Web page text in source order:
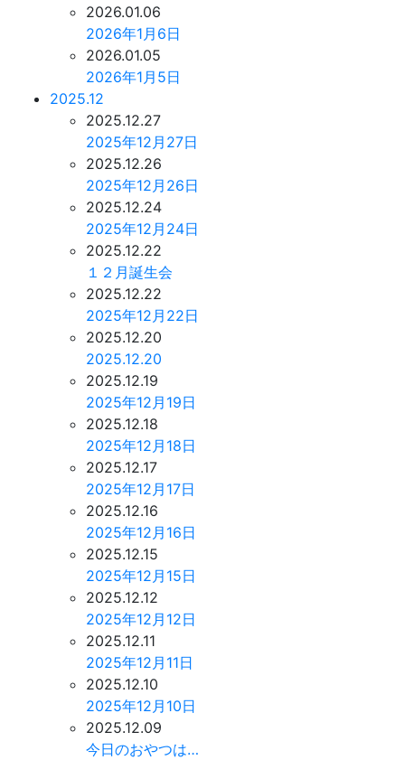
2026.01.06
2026年1月6日
2026.01.05
2026年1月5日
2025.12
2025.12.27
2025年12月27日
2025.12.26
2025年12月26日
2025.12.24
2025年12月24日
2025.12.22
１２月誕生会
2025.12.22
2025年12月22日
2025.12.20
2025.12.20
2025.12.19
2025年12月19日
2025.12.18
2025年12月18日
2025.12.17
2025年12月17日
2025.12.16
2025年12月16日
2025.12.15
2025年12月15日
2025.12.12
2025年12月12日
2025.12.11
2025年12月11日
2025.12.10
2025年12月10日
2025.12.09
今日のおやつは…